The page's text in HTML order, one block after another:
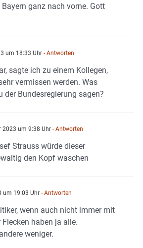
ganz nach vorne. Gott
um 18:33 Uhr - Antworten
sagte ich zu einem Kollegen,
vermissen werden. Was
der Bundesregierung sagen?
2023 um 9:38 Uhr - Antworten
Strauss würde dieser
den Kopf waschen
um 19:03 Uhr - Antworten
wenn auch nicht immer mit
haben ja alle.
weniger.